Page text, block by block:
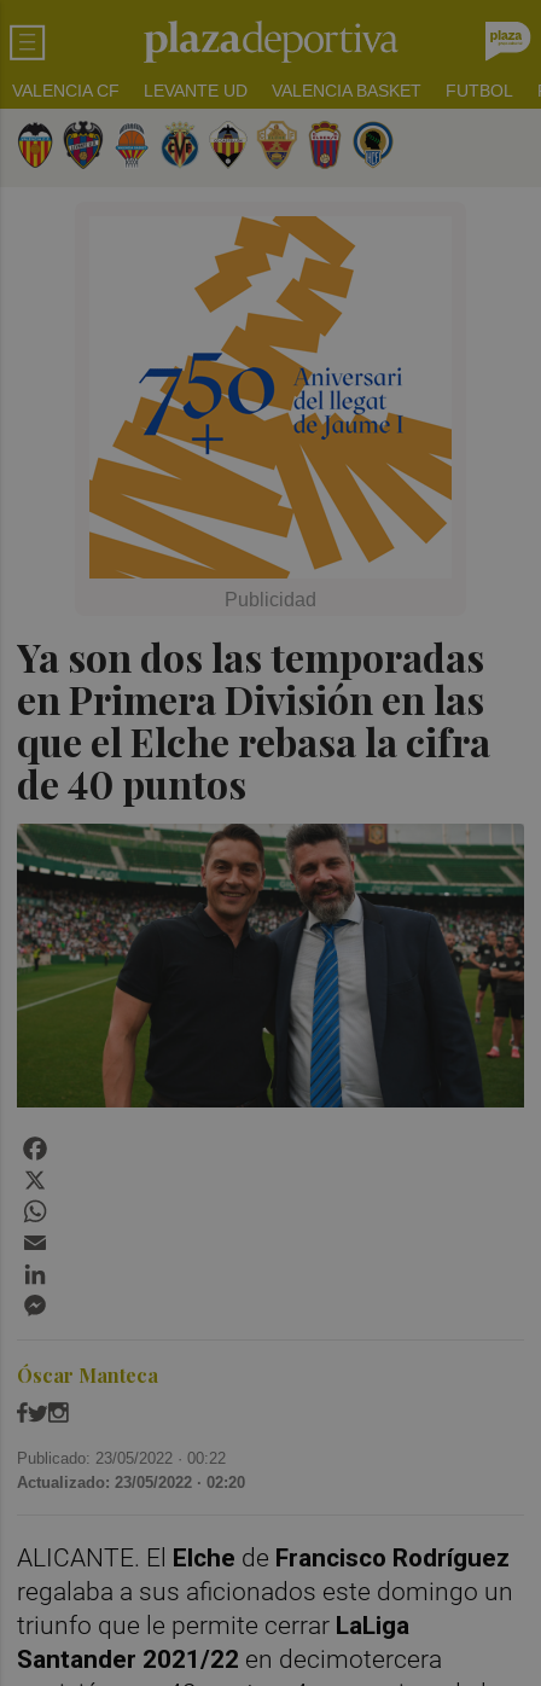
VALENCIA CF LEVANTE UD VALENCIA BASKET FUTBOL
Ya son dos las temporadas
en Primera División en las
que el Elche rebasa la cifra
de 40 puntos
Óscar Manteca
Publicado: 23/05/2022 ·00:22
Actualizado: 23/05/2022 · 02:20
ALICANTE. El Elche de Francisco Rodríguez
regalaba a sus aficionados este domingo un
triunfo que le permite cerrar LaLiga
Santander 2021/22 en decimotercera